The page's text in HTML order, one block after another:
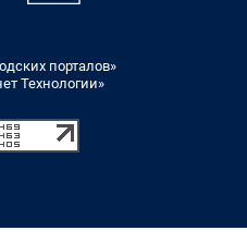
порталов»
Технологии»